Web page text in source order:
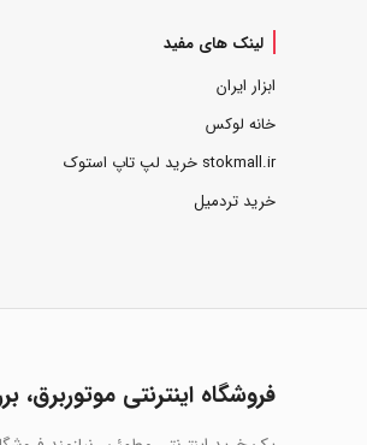
لینک های مفید
ابزار ایران
خانه لوکس
stokmall.ir خرید لپ تاپ استوک
خرید تردمیل
فروشگاه اینترنتی موتوربرق،